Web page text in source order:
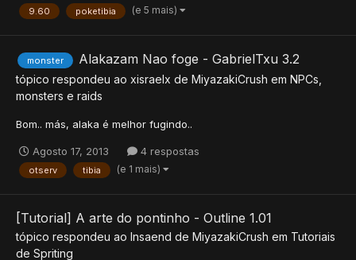
9.60 poketibia (e 5 mais)
monster Alakazam Nao foge - GabrielTxu 3.2
tópico respondeu ao xisraelx de MiyazakiCrush em NPCs,
monsters e raids
Bom.. más, alaka é melhor fugindo..
Agosto 17, 2013 4 respostas
otserv tibia (e 1 mais)
[Tutorial] A arte do pontinho - Outline 1.01
tópico respondeu ao Insaend de MiyazakiCrush em Tutoriais
de Spriting